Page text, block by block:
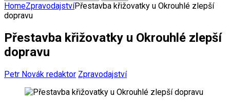
HomeZpravodajstvíPřestavba křižovatky u Okrouhlé zlepší
dopravu
Přestavba křižovatky u Okrouhlé zlepší
dopravu
Petr Novák redaktor Zpravodajství